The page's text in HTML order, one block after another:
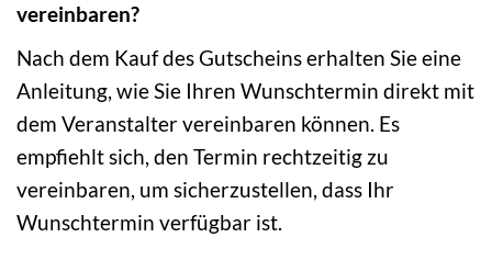
vereinbaren?
Nach dem Kauf des Gutscheins erhalten Sie eine
Anleitung, wie Sie Ihren Wunschtermin direkt mit
dem Veranstalter vereinbaren können. Es
empfiehlt sich, den Termin rechtzeitig zu
vereinbaren, um sicherzustellen, dass Ihr
Wunschtermin verfügbar ist.